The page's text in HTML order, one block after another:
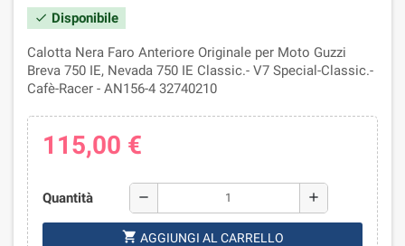
check Disponibile
Calotta Nera Faro Anteriore Originale per Moto Guzzi
Breva 750 IE, Nevada 750 IE Classic.- V7 Special-Classic.-
Cafè-Racer - AN156-4 32740210
115,00 €
Quantità remove add
shopping_cart AGGIUNGI AL CARRELLO